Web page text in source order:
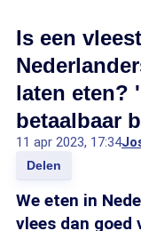
Is een
laten eten?
betaalbaar
11 apr 2023, 17:34
Delen
We eten in
vlees dan goed